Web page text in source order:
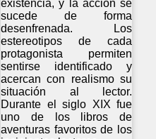
existencia, y la acción se
sucede de forma
desenfrenada. Los
estereotipos de cada
protagonista permiten
sentirse identificado y
acercan con realismo su
situación al lector.
Durante el siglo XIX fue
uno de los libros de
aventuras favoritos de los